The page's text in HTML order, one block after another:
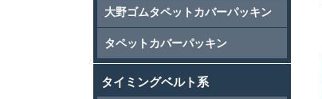
大野ゴムタペットカバーパッキン
タペットカバーパッキン
タイミングベルト系